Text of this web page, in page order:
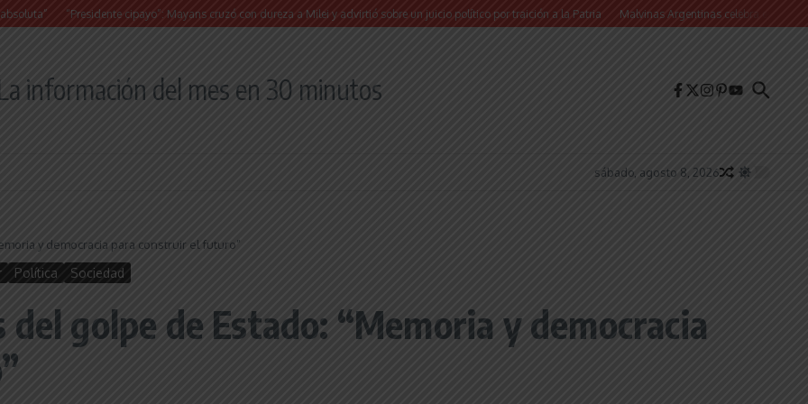
“Presidente cipayo”: Mayans cruzó con dureza a Milei y advirtió sobre un juicio político por traición a la Patria Malvinas Argentinas celebra el Día de la Niñez
información del mes en 30 minutos
sábado, agosto 8, 2026
y democracia para construir el futuro”
Política Sociedad
golpe de Estado: “Memoria y democracia